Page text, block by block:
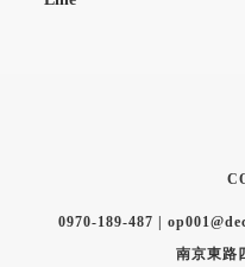
0970-189-487 |
南京東路